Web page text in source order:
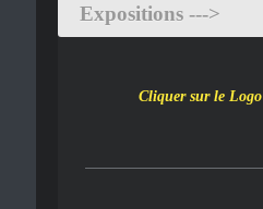
Expositions --->
Cliquer sur le Logo